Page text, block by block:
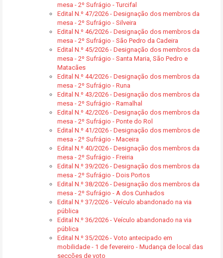
mesa - 2º Sufrágio - Turcifal
Edital N.º 47/2026 - Designação dos membros da
mesa - 2º Sufrágio - Silveira
Edital N.º 46/2026 - Designação dos membros da
mesa - 2º Sufrágio - São Pedro da Cadeira
Edital N.º 45/2026 - Designação dos membros da
mesa - 2º Sufrágio - Santa Maria, São Pedro e
Matacães
Edital N.º 44/2026 - Designação dos membros da
mesa - 2º Sufrágio - Runa
Edital N.º 43/2026 - Designação dos membros da
mesa - 2º Sufrágio - Ramalhal
Edital N.º 42/2026 - Designação dos membros da
mesa - 2º Sufrágio - Ponte do Rol
Edital N.º 41/2026 - Designação dos membros de
mesa - 2º Sufrágio - Maceira
Edital N.º 40/2026 - Designação dos membros da
mesa - 2º Sufrágio - Freiria
Edital N.º 39/2026 - Designação dos membros da
mesa - 2º Sufrágio - Dois Portos
Edital N.º 38/2026 - Designação dos membros da
mesa - 2º Sufrágio - A dos Cunhados
Edital N.º 37/2026 - Veículo abandonado na via
pública
Edital N.º 36/2026 - Veículo abandonado na via
pública
Edital N.º 35/2026 - Voto antecipado em
mobilidade - 1 de fevereiro - Mudança de local das
secções de voto